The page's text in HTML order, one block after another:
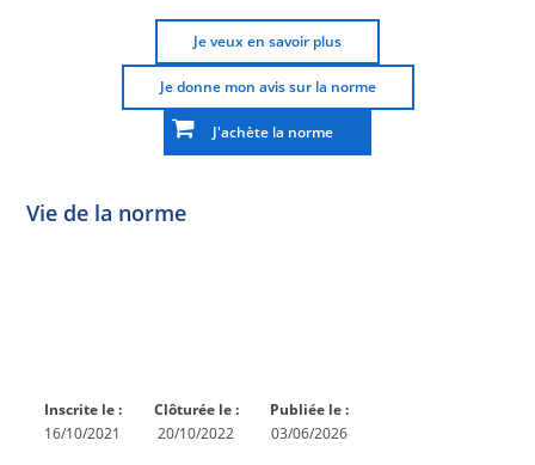
Je veux en savoir plus
Je donne mon avis sur la norme
J'achète la norme
Vie de la norme
Inscrite le :
16/10/2021
Clôturée le :
20/10/2022
Publiée le :
03/06/2026